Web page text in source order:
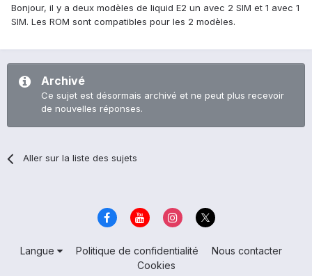
Bonjour, il y a deux modèles de liquid E2 un avec 2 SIM et 1 avec 1
SIM. Les ROM sont compatibles pour les 2 modèles.
Archivé
Ce sujet est désormais archivé et ne peut plus recevoir
de nouvelles réponses.
Aller sur la liste des sujets
Langue Politique de confidentialité
Nous contacter
Cookies